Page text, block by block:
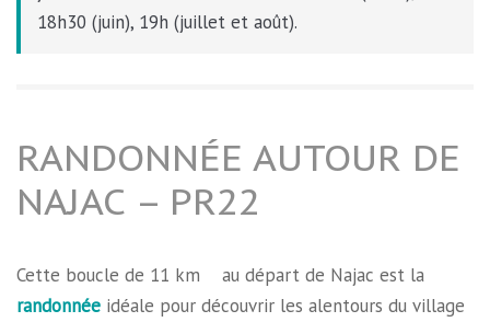
18h30 (juin), 19h (juillet et août).
RANDONNÉE AUTOUR DE
NAJAC – PR22
Cette boucle de 11 km au départ de Najac est la
randonnée idéale pour découvrir les alentours du village